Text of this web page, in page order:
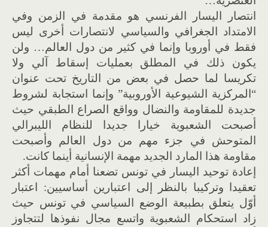
انتصار اليسار الفرنسي هو مقدمة في الزمن وفي
الامتداد الجغرافي والسياسي لانتصارات أخرى ليس
فقط في أوروبا وإنما في كثير من دول العالم… ولن
يكون ذلك في المطلق بعمليات إسقاط آلي ولا
تكريسا لما حصل في بعض من التاريخ تحت عنوان
“المركزية الشيوعية الأوروبية” وإنما استجابة لشروط
جديدة للمقاومة والنضال وواقع الصراع الطبقي حيث
أصبحت الشعبوية خيارا جديدا للنظام الليبرالي
المتوحش في جزء مهم من دول العالم وأصبحت
مقاومة هذا المارد الجديد مهمة الإنسانية أينما كانت.
إعادة توحيد اليسار في تونس تضعنا أمام مهمات أكثر
تعقيدا وتركيبا بالنظر إلى اعتبارين أساسيين: اعتبار
أوّل يتعلق بطبيعة الوضع السياسي في تونس حيث
زاد استحكام الشعبوية واتسع مجال نفوذها لتتجاوز